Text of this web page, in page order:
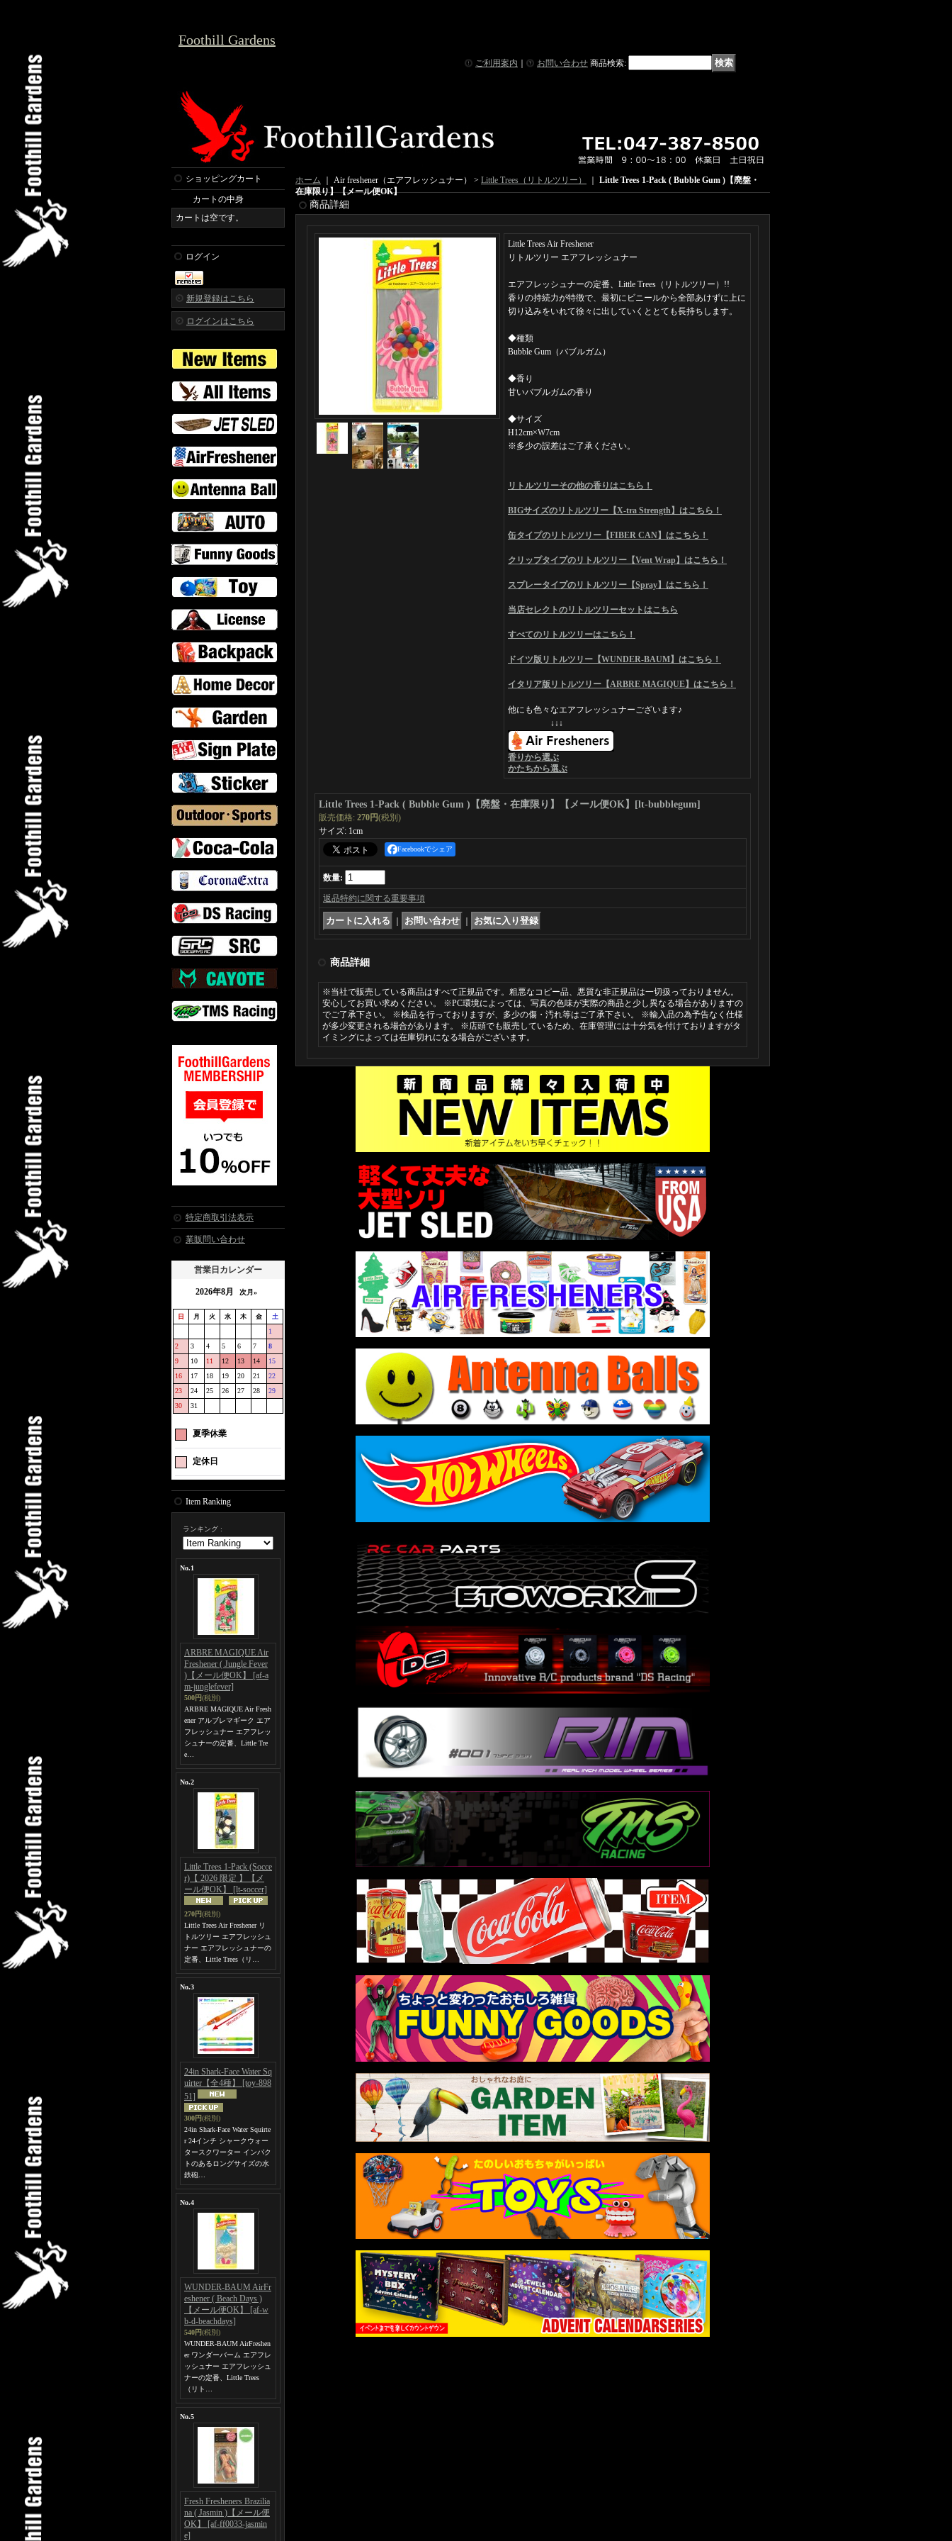
Foothill Gardens
ご利用案内 お問い合わせ 商品検索:
ショッピングカート
カートの中身
カートは空です。
ログイン
新規登録はこちら
ログインはこちら
特定商取引法表示
業販問い合わせ
営業日カレンダー
2026年8月 次月»
日 月 火 水 木 金 土
1
2
3 4 5 6 7
8
9
10 11 12 13 14
15
16
17 18 19 20 21
22
23
24 25 26 27 28
29
30
31
夏季休業
定休日
Item Ranking
ランキング :
No.1
ARBRE MAGIQUE Air
Freshener ( Jungle Fever
)【メール便OK】 [af-a
m-junglefever]
500円(税別)
ARBRE MAGIQUE Air Fresh
ener アルブレマギーク エア
フレッシュナー エアフレッ
シュナーの定番、Little Tre
e…
No.2
Little Trees 1-Pack (Socce
r)【 2026 限定 】【メ
ール便OK】 [lt-soccer]
270円(税別)
Little Trees Air Freshener リ
トルツリー エアフレッシュ
ナー エアフレッシュナーの
定番、Little Trees（リ…
No.3
24in Shark-Face Water Sq
uirter【全4種】 [toy-898
51]
300円(税別)
24in Shark-Face Water Squirte
r 24インチ シャークウォー
タースクワーター インパク
トのあるロングサイズの水
鉄砲…
No.4
WUNDER-BAUM AirFr
eshener ( Beach Days )
【メール便OK】 [af-w
b-d-beachdays]
540円(税別)
WUNDER-BAUM AirFreshen
er ワンダーバーム エアフレ
ッシュナー エアフレッシュ
ナーの定番、Little Trees
（リト…
No.5
Fresh Fresheners Brazilia
na ( Jasmin )【メール便
OK】 [af-ff0033-jasmin
e]
ホーム ｜ Air freshener（エアフレッシュナー） > Little Trees（リトルツリー）
Little Trees 1-Pack ( Bubble Gum )【廃盤・
在庫限り】【メール便OK】
商品詳細
Little Trees Air Freshener
リトルツリー エアフレッシュナー
エアフレッシュナーの定番、Little Trees（リトルツリー）!!
香りの持続力が特徴で、最初にビニールから全部あけずに上に
切り込みをいれて徐々に出していくととても長持ちします。
◆種類
Bubble Gum（バブルガム）
◆香り
甘いバブルガムの香り
◆サイズ
H12cm×W7cm
※多少の誤差はご了承ください。
リトルツリーその他の香りはこちら！
BIGサイズのリトルツリー【X-tra Strength】はこちら！
缶タイプのリトルツリー【FIBER CAN】はこちら！
クリップタイプのリトルツリー【Vent Wrap】はこちら！
スプレータイプのリトルツリー【Spray】はこちら！
当店セレクトのリトルツリーセットはこちら
すべてのリトルツリーはこちら！
ドイツ版リトルツリー【WUNDER-BAUM】はこちら！
イタリア版リトルツリー【ARBRE MAGIQUE】はこちら！
他にも色々なエアフレッシュナーございます♪
↓↓↓
香りから選ぶ
かたちから選ぶ
Little Trees 1-Pack ( Bubble Gum )【廃盤・在庫限り】【メール便OK】 [lt-bubblegum]
販売価格: 270円(税別)
サイズ: 1cm
Facebookでシェア
数量:
返品特約に関する重要事項
商品詳細
※当社で販売している商品はすべて正規品です。粗悪なコピー品、悪質な非正規品は一切扱っておりません。
安心してお買い求めください。 ※PC環境によっては、写真の色味が実際の商品と少し異なる場合がありますの
でご了承下さい。 ※検品を行っておりますが、多少の傷・汚れ等はご了承下さい。 ※輸入品の為予告なく仕様
が多少変更される場合があります。 ※店頭でも販売しているため、在庫管理には十分気を付けておりますがタ
イミングによっては在庫切れになる場合がございます。